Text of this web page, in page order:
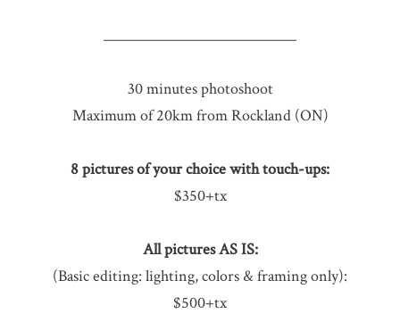
___________________________
30 minutes photoshoot
Maximum of 20km from Rockland (ON)
8 pictures of your choice with touch-ups:
$350+tx
All pictures AS IS:
(Basic editing: lighting, colors & framing only):
$500+tx